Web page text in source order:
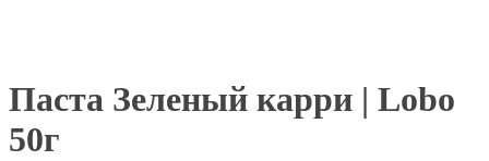
Паста Зеленый карри | Lobo
50г